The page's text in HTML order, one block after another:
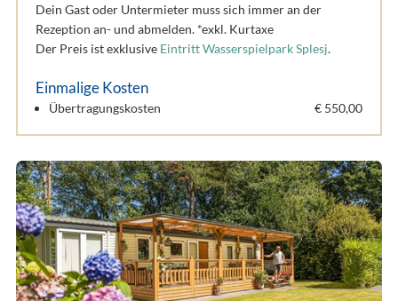
Dein Gast oder Untermieter muss sich immer an der
Rezeption an- und abmelden. *exkl. Kurtaxe
Der Preis ist exklusive Eintritt Wasserspielpark Splesj.
Einmalige Kosten
Übertragungskosten € 550,00